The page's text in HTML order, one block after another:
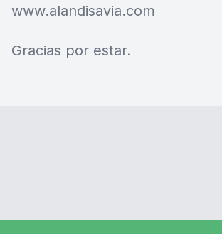
www.alandisavia.com
Gracias por estar.